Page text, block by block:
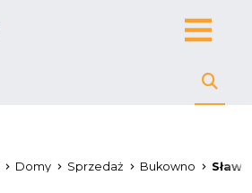
Domy Sprzedaż Bukowno